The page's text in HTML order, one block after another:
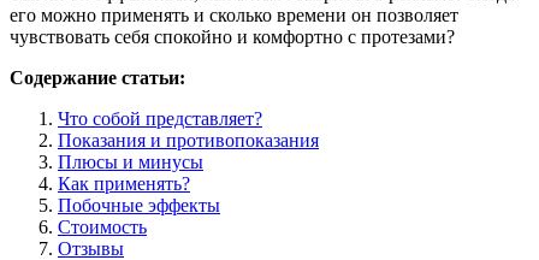
его можно применять и сколько времени он позволяет
чувствовать себя спокойно и комфортно с протезами?
Содержание статьи:
Что собой представляет?
Показания и противопоказания
Плюсы и минусы
Как применять?
Побочные эффекты
Стоимость
Отзывы